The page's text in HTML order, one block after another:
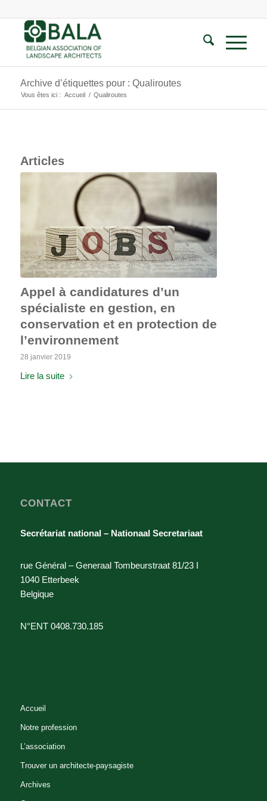
Archive d’étiquettes pour : Qualiroutes
Vous êtes ici : Accueil / Qualiroutes
Articles
Appel à candidatures d’un
spécialiste en gestion, en
conservation et en protection de
l’environnement
28 janvier 2019
Lire la suite
CONTACT
Secrétariat national – Nationaal Secretariaat
rue Général – Generaal Tombeurstraat 81/23 I
1040 Etterbeek
Belgique
N°ENT 0408.730.185
Accueil
Notre profession
L’association
Trouver un architecte-paysagiste
Archives